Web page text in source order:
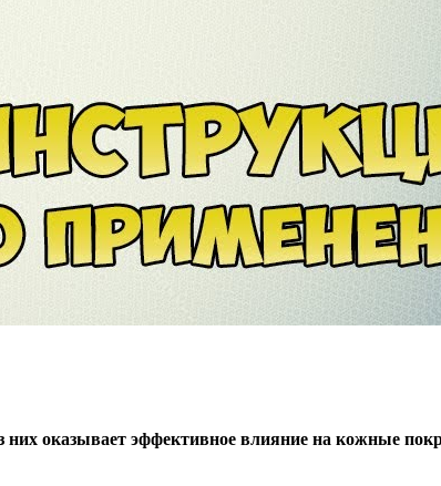
оказывает эффективное влияние на кожные